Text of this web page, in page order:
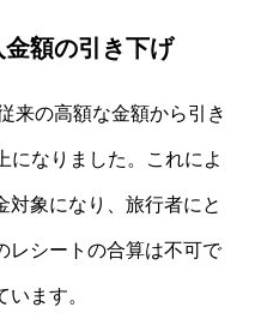
額の引き下げ
来の高額な金額から引き
になりました。これによ
対象になり、旅行者にと
レシートの合算は不可で
ます。